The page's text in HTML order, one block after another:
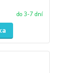
do 3-7 dní